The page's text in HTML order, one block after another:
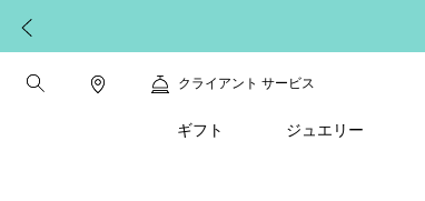
クライアント サービス
ギフト ジュエリー